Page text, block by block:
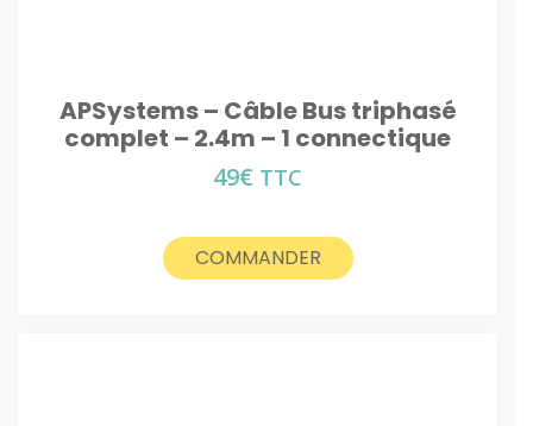
APSystems – Câble Bus triphasé
complet – 2.4m – 1 connectique
49€ TTC
COMMANDER